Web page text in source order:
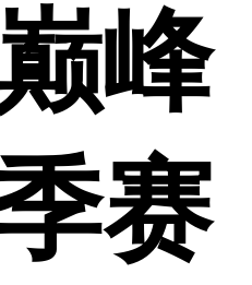
峰
赛